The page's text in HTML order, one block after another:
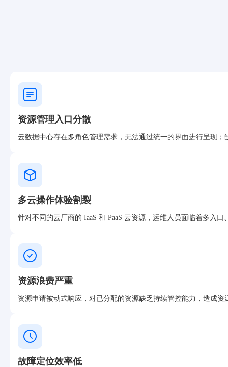
资源管理入口分散
云数据中心存在多角色管理需求，无法通过统一的界面进行呈现；
多云操作体验割裂
针对不同的云厂商的 IaaS 和 PaaS 云资源，运维人员面临着多入
资源浪费严重
资源申请被动式响应，对已分配的资源缺乏持续管控能力，造成
故障定位效率低